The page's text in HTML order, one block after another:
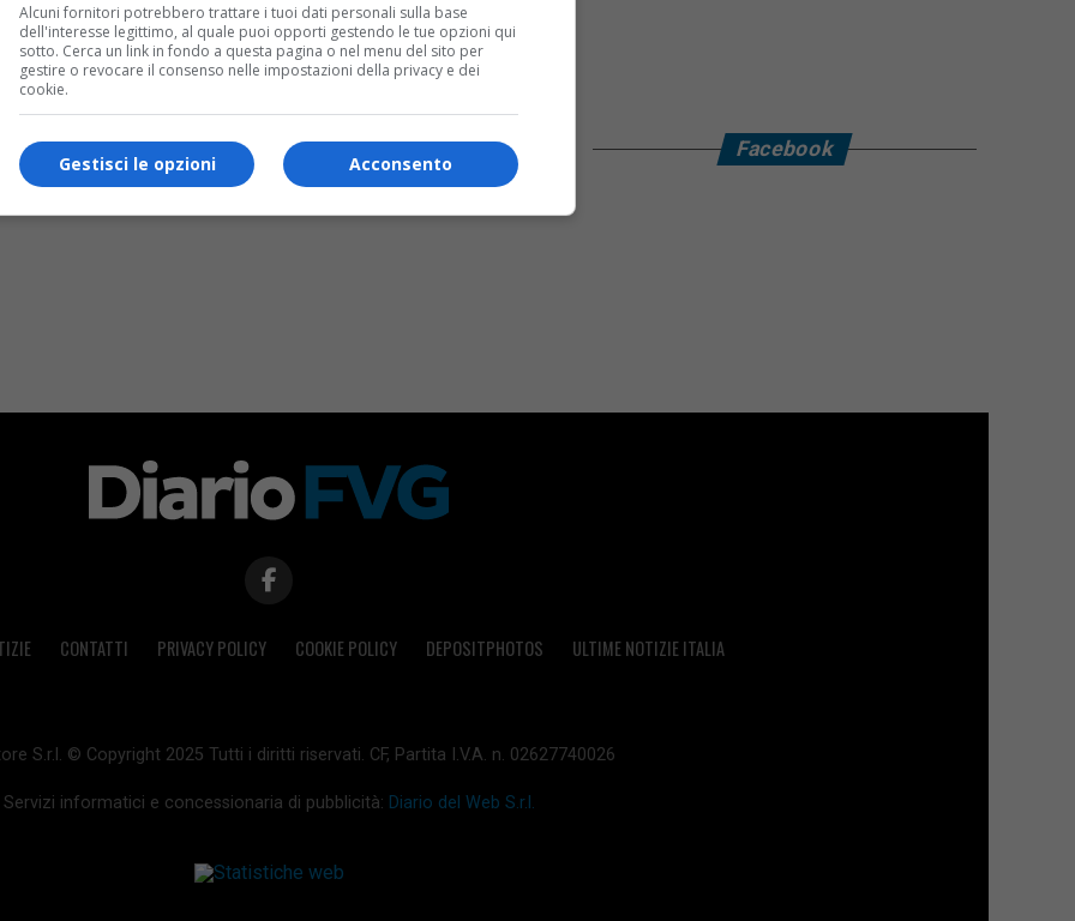
Facebook
CONTATTI PRIVACY POLICY COOKIE POLICY DEPOSITPHOTOS ULTIME NOTIZIE ITALIA
S.r.l. © Copyright 2025 Tutti i diritti riservati. CF, Partita I.V.A. n. 02627740026
Servizi informatici e concessionaria di pubblicità: Diario del Web S.r.l.
Alcuni fornitori potrebbero trattare i tuoi dati personali sulla base
dell'interesse legittimo, al quale puoi opporti gestendo le tue opzioni qui
sotto. Cerca un link in fondo a questa pagina o nel menu del sito per
gestire o revocare il consenso nelle impostazioni della privacy e dei
cookie.
Acconsento
Gestisci le opzioni